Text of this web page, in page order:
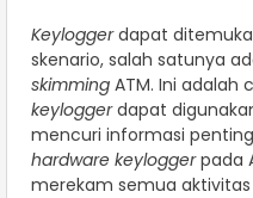
Keyloggerdapat
skenario, salah satunya
skimming ATM. Ini
keyloggerdapat
mencuri informasi
hardware keyloggerpada
merekam semua